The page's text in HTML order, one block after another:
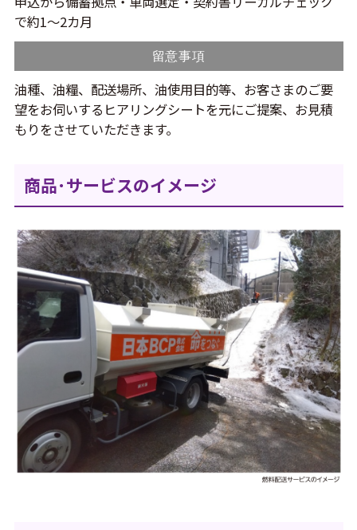
で約1～2カ月
留意事項
油種、油糧、配送場所、油使用目的等、お客さまのご要
望をお伺いするヒアリングシートを元にご提案、お見積
もりをさせていただきます。
商品･サービスのイメージ